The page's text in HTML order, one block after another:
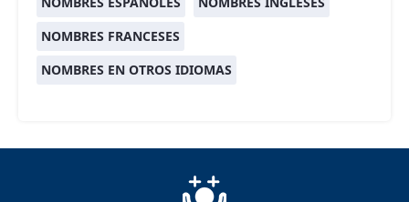
NOMBRES FRANCESES
NOMBRES EN OTROS IDIOMAS